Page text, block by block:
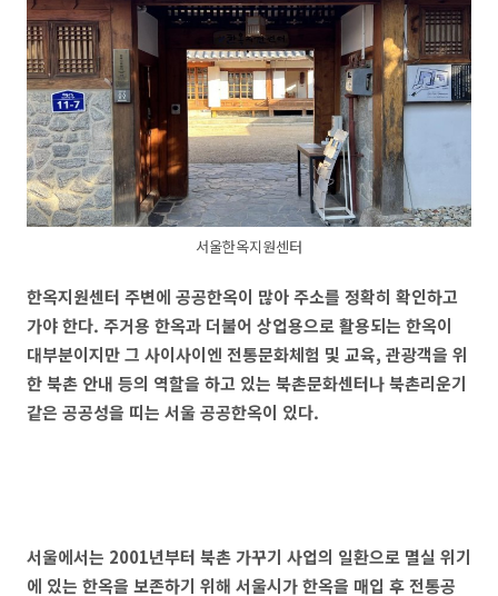
서울한옥지원센터
한옥지원센터 주변에 공공한옥이 많아 주소를 정확히 확인하고
가야 한다. 주거용 한옥과 더불어 상업용으로 활용되는 한옥이
대부분이지만 그 사이사이엔 전통문화체험 및 교육, 관광객을 위
한 북촌 안내 등의 역할을 하고 있는 북촌문화센터나 북촌리운기
같은 공공성을 띠는 서울 공공한옥이 있다.
서울에서는 2001년부터 북촌 가꾸기 사업의 일환으로 멸실 위기
에 있는 한옥을 보존하기 위해 서울시가 한옥을 매입 후 전통공